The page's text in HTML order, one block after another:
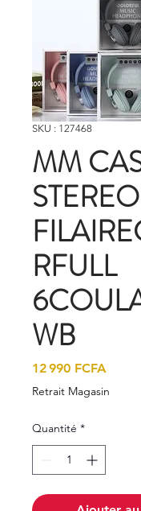
SKU : 127468
MM
STEREO
RFULL
WB
12 990 FCFA
Retrait Magasin
Quantité *